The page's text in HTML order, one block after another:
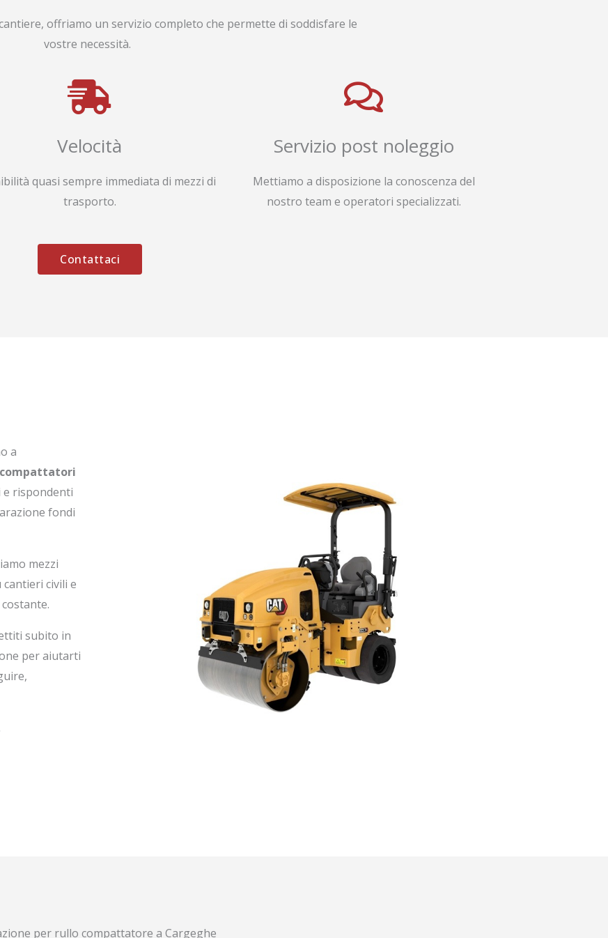
offriamo un servizio completo che permette di soddisfare le
vostre necessità.
Velocità
quasi sempre immediata di mezzi di
trasporto.
Servizio post noleggio
Mettiamo a disposizione la conoscenza del
nostro team e operatori specializzati.
Contattaci
a
rispondenti
fondi
mezzi
civili e
subito in
per aiutarti
per rullo compattatore a Cargeghe